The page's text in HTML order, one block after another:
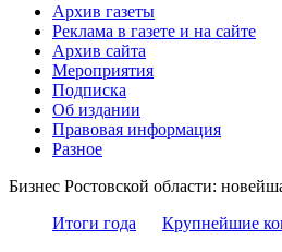
Архив газеты
Реклама в газете и на сайте
Архив сайта
Мероприятия
Подписка
Об издании
Правовая информация
Разное
Бизнес Ростовской области:
Итоги года
Крупнейшие